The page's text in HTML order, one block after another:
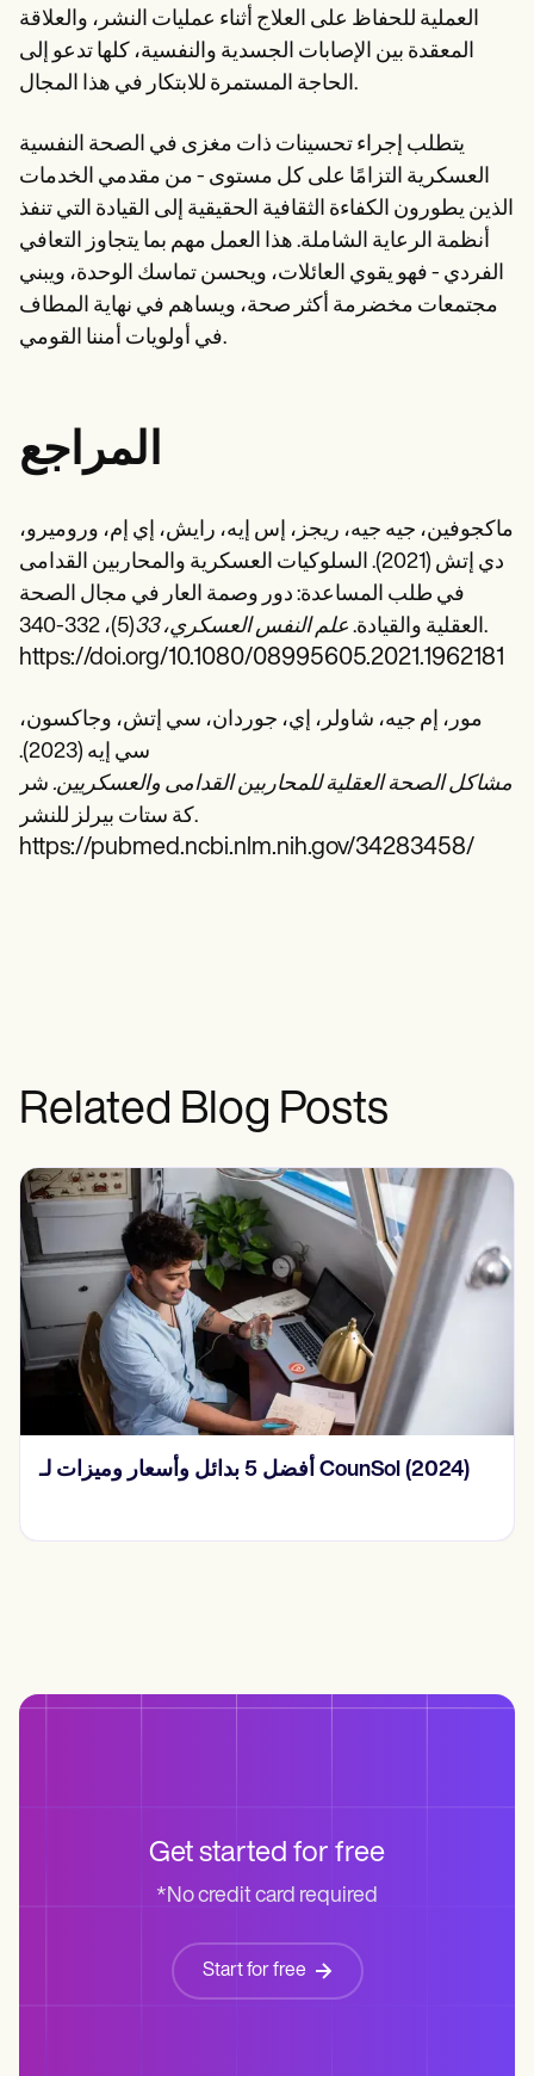
العملية للحفاظ على العلاج أثناء عمليات النشر، والعلاقة
المعقدة بين الإصابات الجسدية والنفسية، كلها تدعو إلى
الحاجة المستمرة للابتكار في هذا المجال.
يتطلب إجراء تحسينات ذات مغزى في الصحة النفسية
العسكرية التزامًا على كل مستوى - من مقدمي الخدمات
الذين يطورون الكفاءة الثقافية الحقيقية إلى القيادة التي تنفذ
أنظمة الرعاية الشاملة. هذا العمل مهم بما يتجاوز التعافي
الفردي - فهو يقوي العائلات، ويحسن تماسك الوحدة، ويبني
مجتمعات مخضرمة أكثر صحة، ويساهم في نهاية المطاف
في أولويات أمننا القومي.
المراجع
ماكجوفين، جيه جيه، ريجز، إس إيه، رايش، إي إم، وروميرو،
دي إتش (2021). السلوكيات العسكرية والمحاربين القدامى
في طلب المساعدة: دور وصمة العار في مجال الصحة
العقلية والقيادة. علم النفس العسكري، 33 (5)، 332-340.
https://doi.org/10.1080/08995605.2021.1962181
مور، إم جيه، شاولر، إي، جوردان، سي إتش، وجاكسون،
سي إيه (2023).
مشاكل الصحة العقلية للمحاربين القدامى والعسكريين. شر
كة ستات بيرلز للنشر.
https://pubmed.ncbi.nlm.nih.gov/34283458/
Related Blog Posts
أفضل 5 بدائل وأسعار وميزات لـ CounSol (2024)
Get started for free
*No credit card required
Start for free